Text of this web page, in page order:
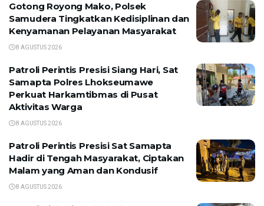
Gotong Royong Mako, Polsek
Samudera Tingkatkan Kedisiplinan dan
Kenyamanan Pelayanan Masyarakat
8 AGUSTUS 2026
Patroli Perintis Presisi Siang Hari, Sat
Samapta Polres Lhokseumawe
Perkuat Harkamtibmas di Pusat
Aktivitas Warga
8 AGUSTUS 2026
Patroli Perintis Presisi Sat Samapta
Hadir di Tengah Masyarakat, Ciptakan
Malam yang Aman dan Kondusif
8 AGUSTUS 2026